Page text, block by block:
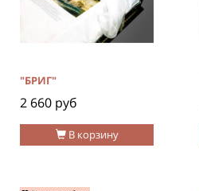
В корзину
"БРИГ"
2 660 руб